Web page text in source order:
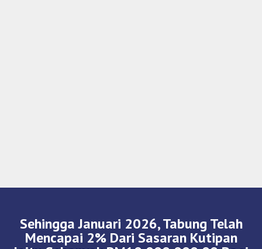
Sehingga Januari 2026, Tabung Telah
Mencapai 2% Dari Sasaran Kutipan